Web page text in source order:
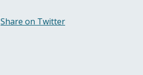
Share on Twitter